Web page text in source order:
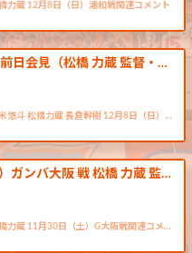
力蔵 12月8日（日）浦和戦関連コメント
日会見（松橋 力蔵 監督・…
悠斗 松橋力蔵 長倉幹樹 12月8日（日）…
ガンバ大阪 戦 松橋 力蔵 監…
力蔵 11月30日（土）G大阪戦関連コメ…